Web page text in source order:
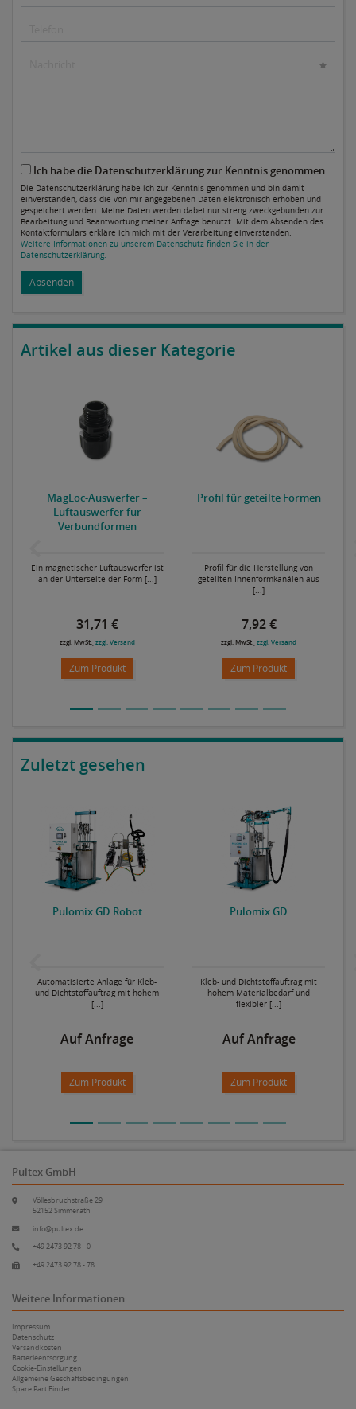
Ich habe die Datenschutzerklärung zur Kenntnis genommen
Die Datenschutzerklärung habe ich zur Kenntnis genommen und bin damit
einverstanden, dass die von mir angegebenen Daten elektronisch erhoben und
gespeichert werden. Meine Daten werden dabei nur streng zweckgebunden zur
Bearbeitung und Beantwortung meiner Anfrage benutzt. Mit dem Absenden des
Kontaktformulars erkläre ich mich mit der Verarbeitung einverstanden.
Weitere Informationen zu unserem Datenschutz finden Sie in der
Datenschutzerklärung.
Absenden
Artikel aus dieser Kategorie
MagLoc-Auswerfer –
Luftauswerfer für
Verbundformen
Ein magnetischer Luftauswerfer ist
an der Unterseite der Form [...]
31,71 €
zzgl. MwSt., zzgl. Versand
Zum Produkt
Profil für geteilte Formen
Profil für die Herstellung von
geteilten Innenformkanälen aus
[...]
7,92 €
zzgl. MwSt.,zzgl. Versand
Zum Produkt
Zuletzt gesehen
Pulomix GD Robot
Automatisierte Anlage für Kleb-
und Dichtstoffauftrag mit hohem
[...]
Auf Anfrage
Zum Produkt
Pulomix GD
Kleb- und Dichtstoffauftrag mit
hohem Materialbedarf und
flexibler [...]
Auf Anfrage
Zum Produkt
Pultex GmbH
Völlesbruchstraße 29
52152 Simmerath
info@pultex.de
+49 2473 92 78 - 0
+49 2473 92 78 - 78
Weitere Informationen
Impressum
Datenschutz
Versandkosten
Batterieentsorgung
Cookie-Einstellungen
Allgemeine Geschäftsbedingungen
Spare Part Finder